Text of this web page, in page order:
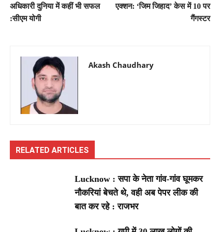
अधिकारी दुनिया में कहीं भी सफल
:सीएम योगी
एक्शन: ‘जिम जिहाद’ केस में 10 पर
गैंगस्टर
Akash Chaudhary
RELATED ARTICLES
Lucknow : सपा के नेता गांव-गांव घूमकर
नौकरियां बेचते थे, वही अब पेपर लीक की
बात कर रहे : राजभर